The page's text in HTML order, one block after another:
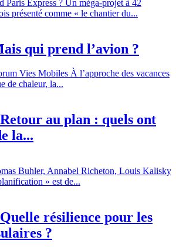
Paris Express ? Un méga-projet à 42
présenté comme « le chantier du...
qui prend l’avion ?
Vies Mobiles À l’approche des vacances
de chaleur, la...
au plan : quels ont
la...
Buhler, Annabel Richeton, Louis Kalisky
» est de...
résilience pour les
?